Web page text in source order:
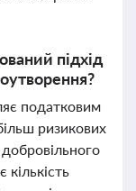
підхід
податковим
ризикових